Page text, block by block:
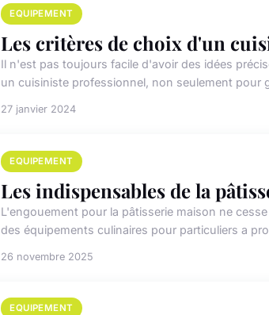
EQUIPEMENT
Les critères de choix d'un
Il n'est pas toujours facile d'avoir des idées
un cuisiniste professionnel, non seulement pour
27 janvier 2024
EQUIPEMENT
Les indispensables de la
L'engouement pour la pâtisserie maison ne
des équipements culinaires pour particuliers a
26 novembre 2025
EQUIPEMENT